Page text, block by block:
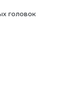
головок